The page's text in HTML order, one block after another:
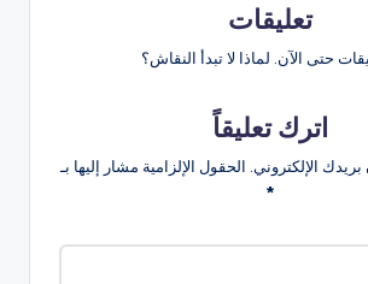
تعليقات
حتى الآن. لماذا لا تبدأ النقاش؟
اترك تعليقاً
الإلكتروني. الحقول الإلزامية مشار إليها بـ
*